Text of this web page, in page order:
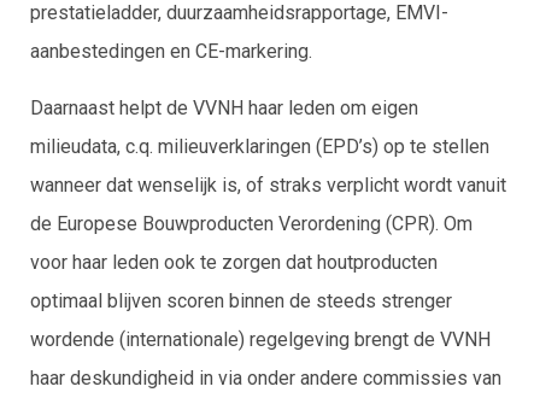
prestatieladder, duurzaamheidsrapportage, EMVI-
aanbestedingen en CE-markering.
Daarnaast helpt de VVNH haar leden om eigen
milieudata, c.q. milieuverklaringen (EPD’s) op te stellen
wanneer dat wenselijk is, of straks verplicht wordt vanuit
de Europese Bouwproducten Verordening (CPR). Om
voor haar leden ook te zorgen dat houtproducten
optimaal blijven scoren binnen de steeds strenger
wordende (internationale) regelgeving brengt de VVNH
haar deskundigheid in via onder andere commissies van